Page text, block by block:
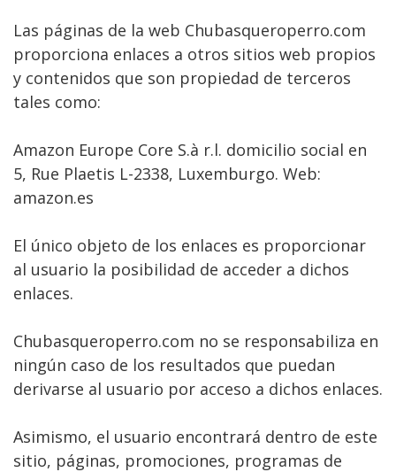
Las páginas de la web Chubasqueroperro.com
proporciona enlaces a otros sitios web propios
y contenidos que son propiedad de terceros
tales como:
Amazon Europe Core S.à r.l. domicilio social en
5, Rue Plaetis L-2338, Luxemburgo. Web:
amazon.es
El único objeto de los enlaces es proporcionar
al usuario la posibilidad de acceder a dichos
enlaces.
Chubasqueroperro.com no se responsabiliza en
ningún caso de los resultados que puedan
derivarse al usuario por acceso a dichos enlaces.
Asimismo, el usuario encontrará dentro de este
sitio, páginas, promociones, programas de